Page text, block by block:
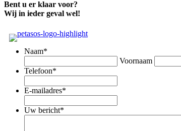
Bent u er klaar voor?
Wij in ieder geval wel!
Naam*
Voornaam
Telefoon*
E-mailadres*
Uw bericht*